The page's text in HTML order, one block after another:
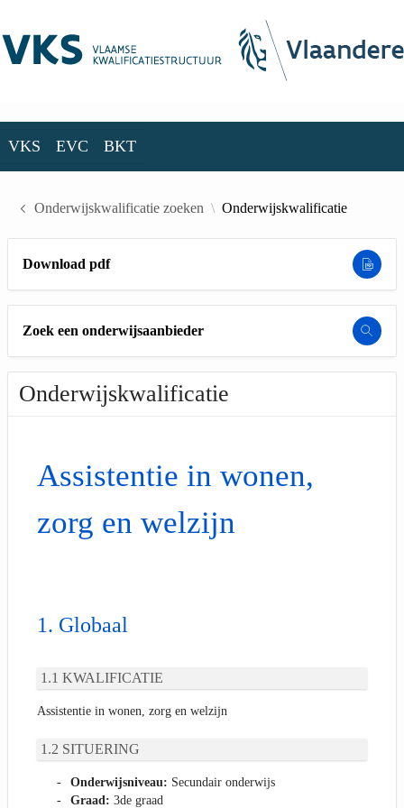
VKS EVC BKT
Onderwijskwalificatie zoeken Onderwijskwalificatie
Download pdf
Zoek een onderwijsaanbieder
Onderwijskwalificatie
Assistentie in wonen,
zorg en welzijn
Globaal
KWALIFICATIE
Assistentie in wonen, zorg en welzijn
SITUERING
Onderwijsniveau: Secundair onderwijs
Graad: 3de graad